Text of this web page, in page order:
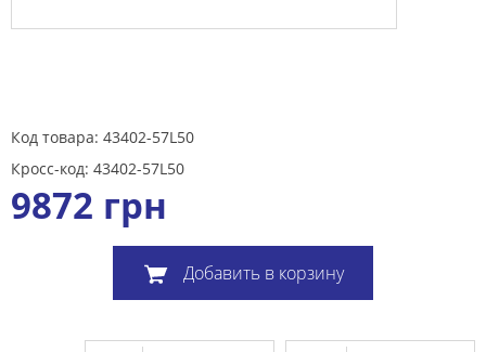
Код товара: 43402-57L50
Кросс-код: 43402-57L50
9872 грн
Добавить в корзину